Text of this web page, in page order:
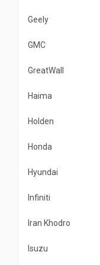
Geely
GMC
GreatWall
Haima
Holden
Honda
Hyundai
Infiniti
Iran Khodro
Isuzu